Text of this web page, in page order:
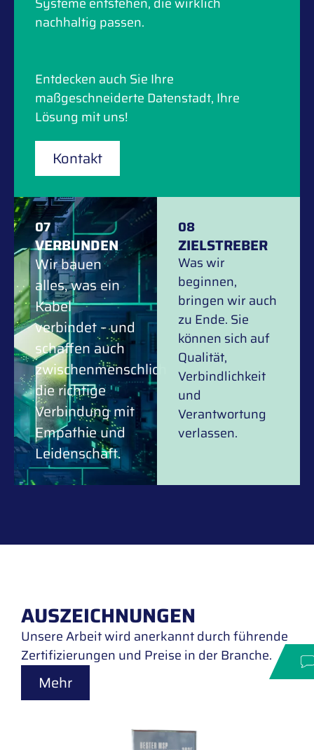
nachhaltig passen.
Entdecken auch Sie Ihre
maßgeschneiderte Datenstadt, Ihre
Lösung mit uns!
Kontakt
07
VERBUNDEN
Wir bauen
alles, was ein
Kabel
verbindet – und
schaffen auch
zwischenmenschlich
die richtige
Verbindung mit
Empathie und
Leidenschaft.
08
ZIELSTREBER
Was wir
beginnen,
bringen wir auch
zu Ende. Sie
können sich auf
Qualität,
Verbindlichkeit
und
Verantwortung
verlassen.
AUSZEICHNUNGEN
Unsere Arbeit wird anerkannt durch führende
Zertifizierungen und Preise in der Branche.
Mehr